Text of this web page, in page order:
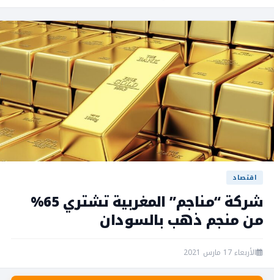
اقتصاد
شركة “مناجم” المغربية تشتري 65%
من منجم ذهب بالسودان
الأربعاء 17 مارس 2021